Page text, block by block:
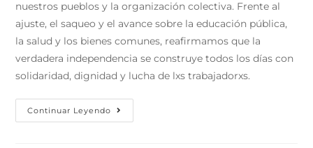
nuestros pueblos y la organización colectiva. Frente al
ajuste, el saqueo y el avance sobre la educación pública,
la salud y los bienes comunes, reafirmamos que la
verdadera independencia se construye todos los días con
solidaridad, dignidad y lucha de lxs trabajadorxs.
Continuar Leyendo